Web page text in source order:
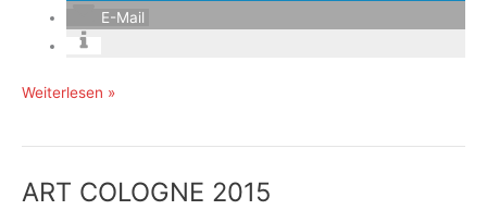
E-Mail
50
Weiterlesen »
ART COLOGNE 2015